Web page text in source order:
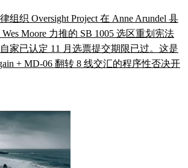
组织 Oversight Project 在 Anne Arundel 县
Moore 力推的 SB 1005 选区重划宪法
家已认定 11 月选票提交期限已过。这是
+ MD-06 翻转 8 线交汇的程序性否决开